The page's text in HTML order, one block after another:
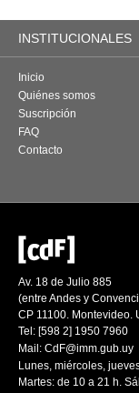
INSTITUCIONALES
Inicio
Quiénes somos
Suscripción
FAQ
Contacto
Av. 18 de Julio 885
(entre Andes y
CP 11100. Montevideo.
Tel: [598 2] 1950 7960
Mail: CdF@imm.gub.uy
Lunes, miércoles,
Martes: de 10 a 21 h.